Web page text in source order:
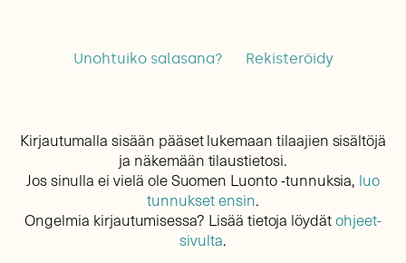
Unohtuiko salasana? Rekisteröidy
Kirjautumalla sisään pääset lukemaan tilaajien sisältöjä
ja näkemään tilaustietosi.
Jos sinulla ei vielä ole Suomen Luonto -tunnuksia, luo
tunnukset ensin.
Ongelmia kirjautumisessa? Lisää tietoja löydätohjeet-
sivulta.